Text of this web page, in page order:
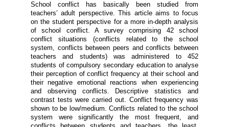
School conflict has basically been studied from
teachers’ adult perspective. This article aims to focus
on the student perspective for a more in-depth analysis
of school conflict. A survey comprising 42 school
conflict situations (conflicts related to the school
system, conflicts between peers and conflicts between
teachers and students) was administered to 452
students of compulsory secondary education to analyse
their perception of conflict frequency at their school and
their negative emotional reactions when experiencing
and observing conflicts. Descriptive statistics and
contrast tests were carried out. Conflict frequency was
shown to be low/medium. Conflicts related to the school
system were significantly the most frequent, and